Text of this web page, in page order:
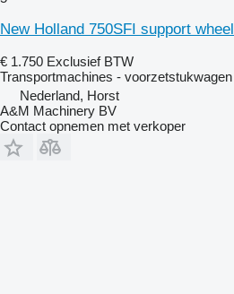
New Holland 750SFI support wheel
€ 1.750 Exclusief BTW
Transportmachines - voorzetstukwagen
Nederland, Horst
A&M Machinery BV
Contact opnemen met verkoper